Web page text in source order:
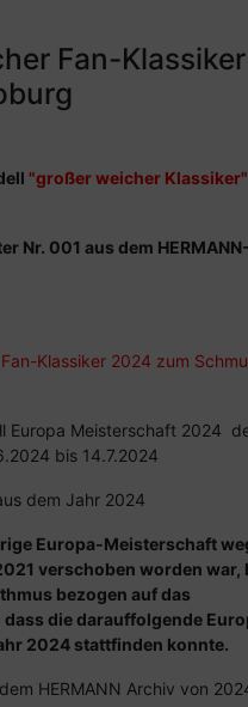
Fan-
"großer weicher Klassiker"
Nr. 001 aus dem
Klassiker 2024 zum
Europa Meisterschaft 2024
bis 14.7.2024
dem Jahr 2024
Europa-Meisterschaft
verschoben worden war,
bezogen auf das
die darauffolgende
2024 stattfinden konnte.
HERMANN Archiv von